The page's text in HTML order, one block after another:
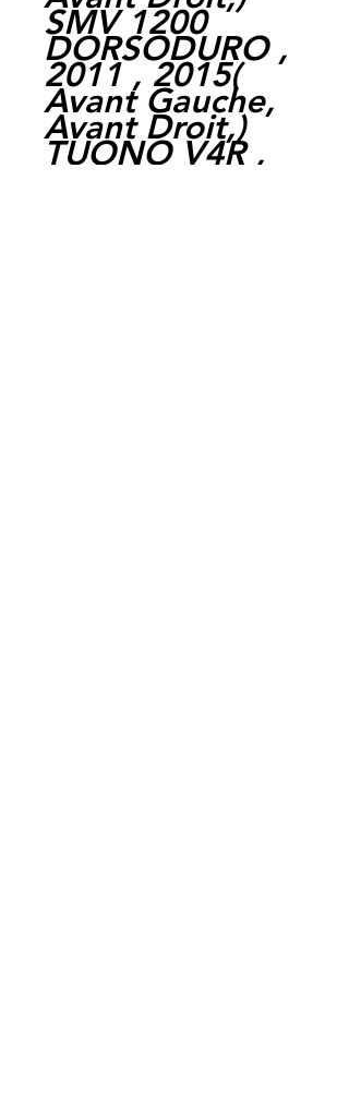
SMV 1200
DORSODURO ,
2011 , 2015(
Avant Gauche,
Avant Droit,)
TUONO V4R ,